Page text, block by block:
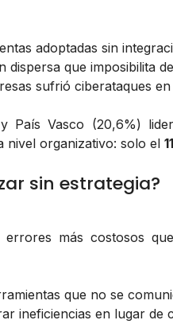
adoptadas sin
dispersa que imposibilita
sufrió ciberataques
País Vasco (20,6%)
nivel organizativo: solo el
sin estrategia?
más costosos
que no se
ineficiencias en lugar de